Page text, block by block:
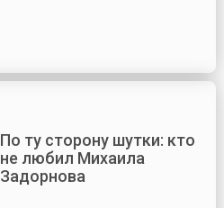
По ту сторону шутки: кто
не любил Михаила
Задорнова